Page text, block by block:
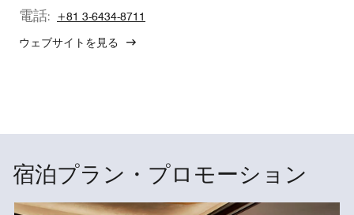
電話: +81 3-6434-8711
ウェブサイトを見る
宿泊プラン・プロモーション